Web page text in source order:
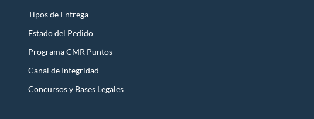
Tipos de Entrega
Estado del Pedido
Programa CMR Puntos
Canal de Integridad
Concursos y Bases Legales